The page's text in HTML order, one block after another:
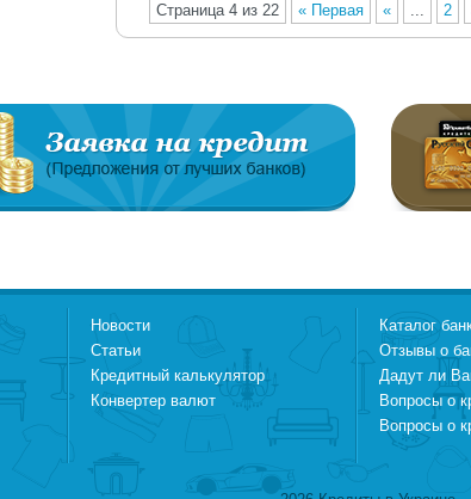
Страница 4 из 22 « Первая « ... 2
Новости
Статьи
Кредитный калькулятор
Конвертер валют
Каталог
Отзывы о
Дадут ли
Вопросы о
Вопросы о